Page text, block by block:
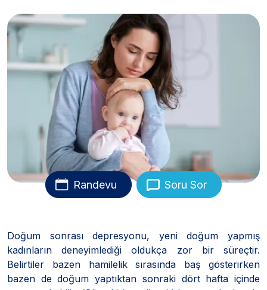
Randevu Soru Sor
Doğum sonrası depresyonu, yeni doğum yapmış
kadınların deneyimlediği oldukça zor bir süreçtir.
Belirtiler bazen hamilelik sırasında baş gösterirken
bazen de doğum yaptıktan sonraki dört hafta içinde